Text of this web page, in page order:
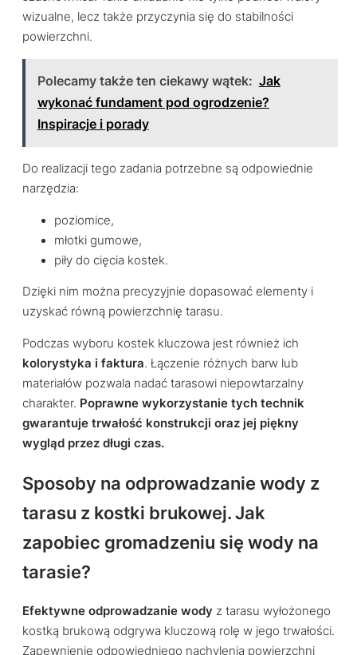
wizualne, lecz także przyczynia się do stabilności
powierzchni.
Polecamy także ten ciekawy wątek: Jak
wykonać fundament pod ogrodzenie?
Inspiracje i porady
Do realizacji tego zadania potrzebne są odpowiednie
narzędzia:
poziomice,
młotki gumowe,
piły do cięcia kostek.
Dzięki nim można precyzyjnie dopasować elementy i
uzyskać równą powierzchnię tarasu.
Podczas wyboru kostek kluczowa jest również ich
kolorystyka i faktura. Łączenie różnych barw lub
materiałów pozwala nadać tarasowi niepowtarzalny
charakter. Poprawne wykorzystanie tych technik
gwarantuje trwałość konstrukcji oraz jej piękny
wygląd przez długi czas.
Sposoby na odprowadzanie wody z
tarasu z kostki brukowej. Jak
zapobiec gromadzeniu się wody na
tarasie?
Efektywne odprowadzanie wody z tarasu wyłożonego
kostką brukową odgrywa kluczową rolę w jego trwałości.
Zapewnienie odpowiedniego nachylenia powierzchni